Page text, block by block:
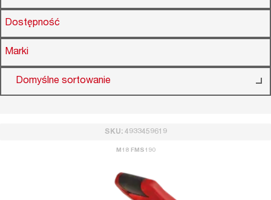
Dostępność
Marki
Domyślne sortowanie
SKU: 4933459619
M18 FMS190